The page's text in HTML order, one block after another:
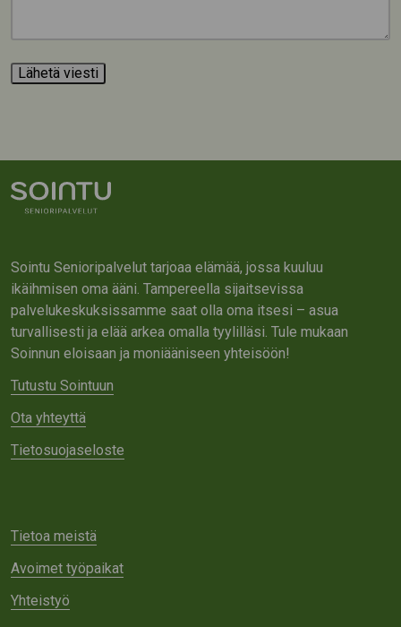
Sointu Senioripalvelut tarjoaa elämää, jossa kuuluu
ikäihmisen oma ääni. Tampereella sijaitsevissa
palvelukeskuksissamme saat olla oma itsesi – asua
turvallisesti ja elää arkea omalla tyylilläsi. Tule mukaan
Soinnun eloisaan ja moniääniseen yhteisöön!
Tutustu Sointuun
Ota yhteyttä
Tietosuojaseloste
Tietoa meistä
Avoimet työpaikat
Yhteistyö